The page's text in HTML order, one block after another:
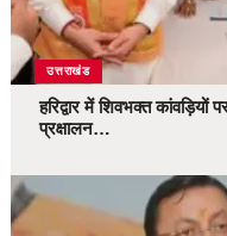
उत्तराखंड
हरिद्वार में शिवभक्त कांवड़ियों
प्रक्षालन…